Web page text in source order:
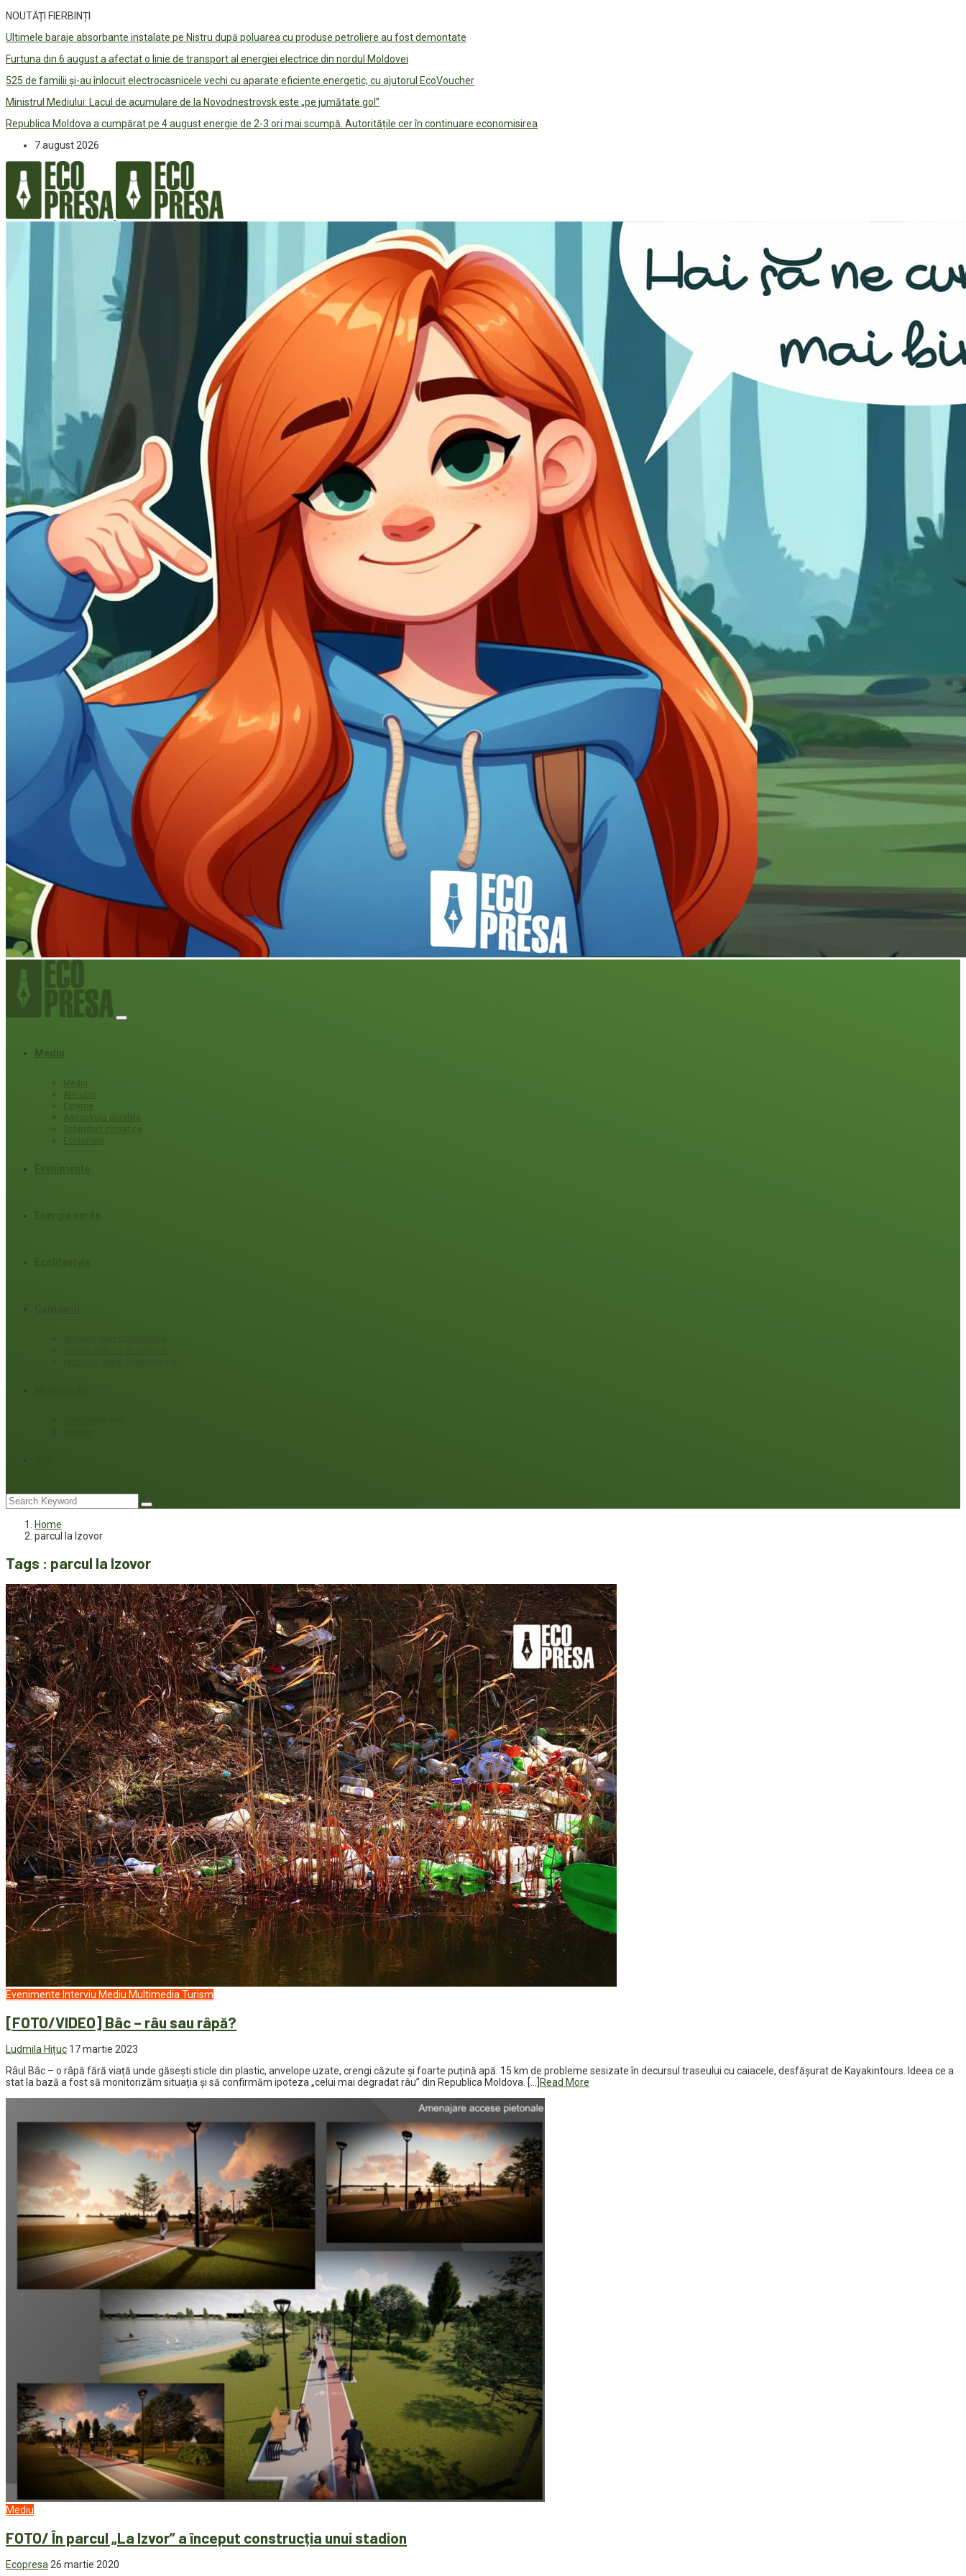
NOUTĂȚI FIERBINȚI
Ultimele baraje absorbante instalate pe Nistru după poluarea cu produse petroliere au fost demontate
Furtuna din 6 august a afectat o linie de transport al energiei electrice din nordul Moldovei
525 de familii și-au înlocuit electrocasnicele vechi cu aparate eficiente energetic, cu ajutorul EcoVoucher
Ministrul Mediului: Lacul de acumulare de la Novodnestrovsk este „pe jumătate gol”
Republica Moldova a cumpărat pe 4 august energie de 2-3 ori mai scumpă. Autoritățile cer în continuare economisirea
7 august 2026
Mediu
Mediu
Atitudini
Externe
Agricultura durabila
Schimbari climatice
Ecoturism
Home
parcul la Izovor
Tags : parcul la Izovor
Evenimente Interviu Mediu MultimediaTurism
[FOTO/VIDEO] Bâc – râu sau râpă?
Ludmila Hițuc 17 martie 2023
Râul Bâc – o râpă fără viață unde găsești sticle din plastic, anvelope uzate, crengi căzute și foarte puțină apă. 15 km de probleme sesizate în decursul traseului cu caiacele, desfășurat de Kayakintours. Ideea ce a
stat la bază a fost să monitorizăm situația și să confirmăm ipoteza „celui mai degradat râu” din Republica Moldova. […] Read More
Mediu
FOTO/ În parcul „La Izvor” a început construcția unui stadion
Ecopresa 26 martie 2020